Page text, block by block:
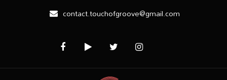
contact.touchofgroove@gmail.com